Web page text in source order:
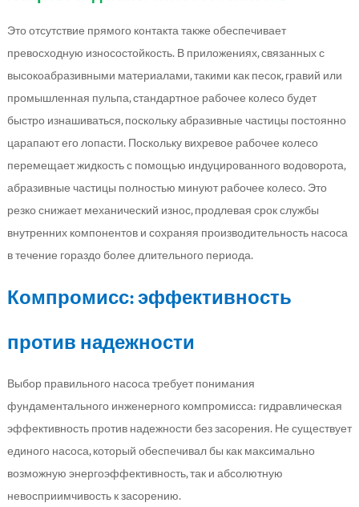
Это отсутствие прямого контакта также обеспечивает
превосходную износостойкость. В приложениях, связанных с
высокоабразивными материалами, такими как песок, гравий или
промышленная пульпа, стандартное рабочее колесо будет
быстро изнашиваться, поскольку абразивные частицы постоянно
царапают его лопасти. Поскольку вихревое рабочее колесо
перемещает жидкость с помощью индуцированного водоворота,
абразивные частицы полностью минуют рабочее колесо. Это
резко снижает механический износ, продлевая срок службы
внутренних компонентов и сохраняя производительность насоса
в течение гораздо более длительного периода.
Компромисс: эффективность
против надежности
Выбор правильного насоса требует понимания
фундаментального инженерного компромисса: гидравлическая
эффективность против надежности без засорения. Не существует
единого насоса, который обеспечивал бы как максимально
возможную энергоэффективность, так и абсолютную
невосприимчивость к засорению.